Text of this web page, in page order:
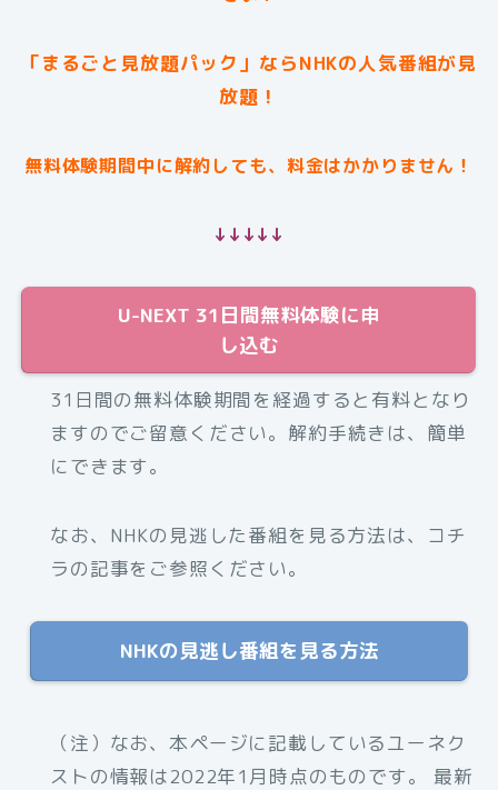
「まるごと見放題パック」ならNHKの人気番組が見
放題！
無料体験期間中に解約しても、料金はかかりません！
↓↓↓↓↓
U-NEXT 31日間無料体験に申
し込む
31日間の無料体験期間を経過すると有料となり
ますのでご留意ください。解約手続きは、簡単
にできます。
なお、NHKの見逃した番組を見る方法は、コチ
ラの記事をご参照ください。
NHKの見逃し番組を見る方法
（注）なお、本ページに記載しているユーネク
ストの情報は2022年1月時点のものです。 最新